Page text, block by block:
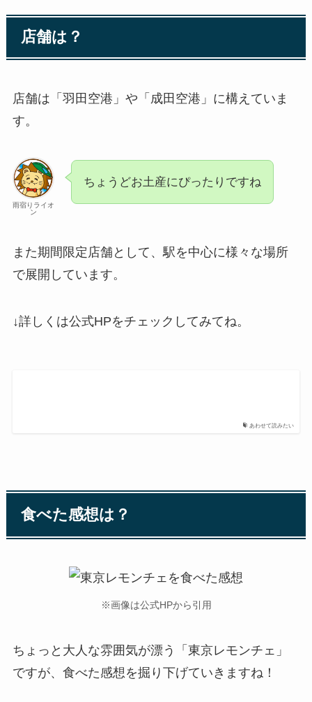
店舗は？
店舗は「羽田空港」や「成田空港」に構えていま
す。
雨宿りライオ
ン
ちょうどお土産にぴったりですね
また期間限定店舗として、駅を中心に様々な場所
で展開しています。
↓詳しくは公式HPをチェックしてみてね。
あわせて読みたい
食べた感想は？
※画像は公式HPから引用
ちょっと大人な雰囲気が漂う「東京レモンチェ」
ですが、食べた感想を掘り下げていきますね！